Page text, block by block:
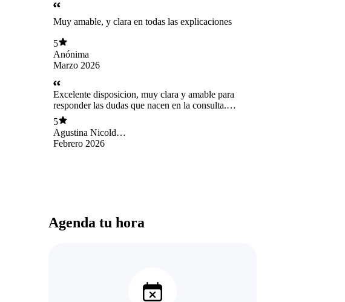
Muy amable, y clara en todas las explicaciones
5
Anónima
Marzo 2026
Excelente disposicion, muy clara y amable para
responder las dudas que nacen en la consulta.
Sus explicaciones muy claras y adecuadas.
5
Agustina Nicold
Oyarzún Baez
Febrero 2026
Agenda tu hora